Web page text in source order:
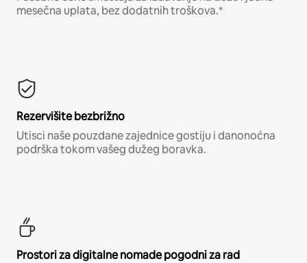
mesečna uplata, bez dodatnih troškova.*
Rezervišite bezbrižno
Utisci naše pouzdane zajednice gostiju i danonoćna
podrška tokom vašeg dužeg boravka.
Prostori za digitalne nomade pogodni za rad